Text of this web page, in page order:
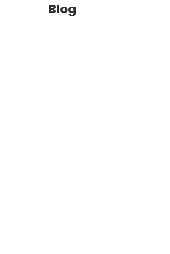
Blog